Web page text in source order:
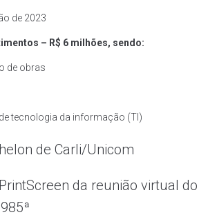
de 2023
– R$ 6 milhões, sendo:
de obras
tecnologia da informação (TI)
de Carli/Unicom
da reunião virtual do